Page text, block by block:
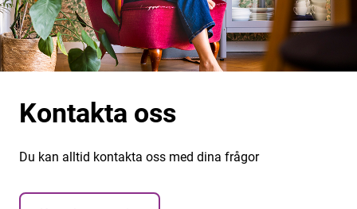
Kontakta oss
Du kan alltid kontakta oss med dina frågor